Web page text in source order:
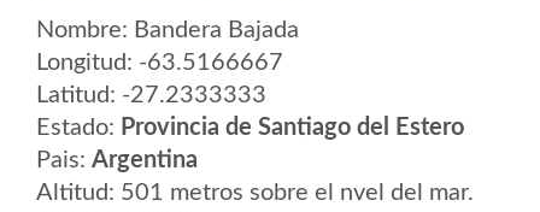
Nombre: Bandera Bajada
Longitud: -63.5166667
Latitud: -27.2333333
Estado: Provincia de Santiago del Estero
Pais: Argentina
Altitud: 501 metros sobre el nvel del mar.